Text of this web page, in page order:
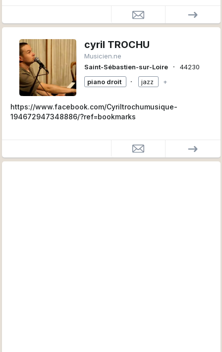
cyril TROCHU
Musicien.ne
Saint-Sébastien-sur-Loire
∙
44230
piano droit
∙ jazz +
https://www.facebook.com/Cyriltrochumusique-
194672947348886/?ref=bookmarks
Claviers ( fender rhodes....)